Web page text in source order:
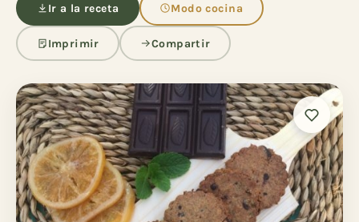
Ir a la receta Modo cocina
Imprimir Compartir